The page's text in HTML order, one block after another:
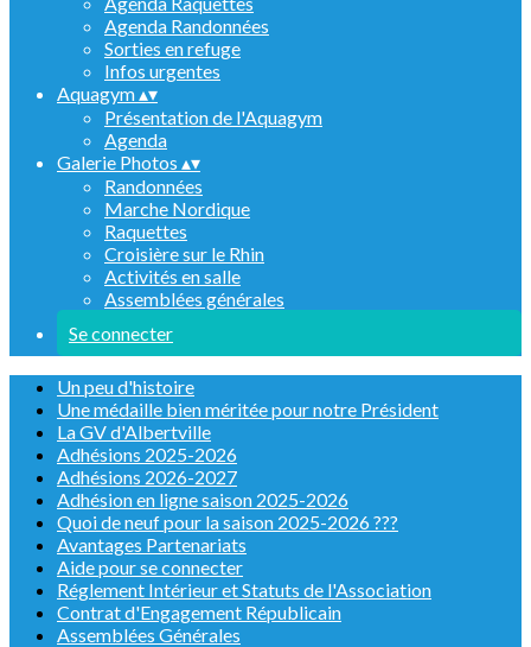
Agenda Randonnées
Sorties en refuge
Infos urgentes
Aquagym▴▾
Présentation de l'Aquagym
Agenda
Galerie Photos ▴▾
Randonnées
Marche Nordique
Raquettes
Croisière sur le Rhin
Activités en salle
Assemblées générales
Se connecter
Un peu d'histoire
Une médaille bien méritée pour notre Président
La GV d'Albertville
Adhésions 2025-2026
Adhésions 2026-2027
Adhésion en ligne saison 2025-2026
Quoi de neuf pour la saison 2025-2026 ???
Avantages Partenariats
Aide pour se connecter
Réglement Intérieur et Statuts de l'Association
Contrat d'Engagement Républicain
Assemblées Générales